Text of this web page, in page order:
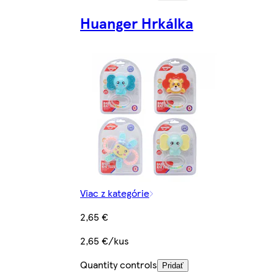
Huanger Hrkálka
Viac z kategórie
2,65 €
2,65 €/kus
Quantity controls
Pridať